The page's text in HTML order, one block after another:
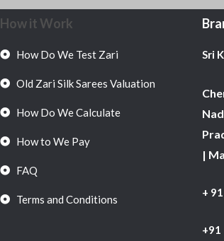
How it Work
How Do We Test Zari
Old Zari Silk Sarees Valuation
How Do We Calculate
How to We Pay
FAQ
Terms and Conditions
Sri
|
+